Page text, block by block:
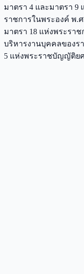
มาตรา 4 และมาตรา
ราชการในพระองค์ พ.ศ
มาตรา 18 แห่งพระรา
บริหารงานบุคคลของร
5 แห่งพระราชบัญญัติย